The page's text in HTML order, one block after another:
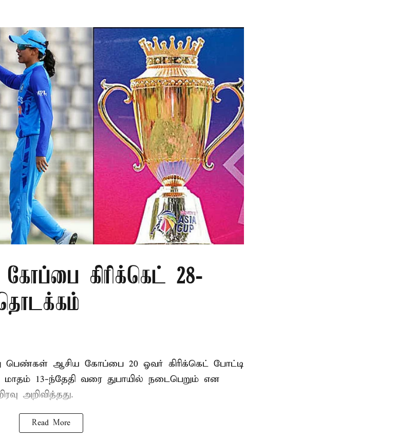
கிரிக்கெட் 28-
தொடக்கம்
ஆசிய கோப்பை 20 ஓவர் கிரிக்கெட் போட்டி
மாதம் 13-ந்தேதி வரை துபாயில் நடைபெறும் என
அறிவித்தது.
Read More